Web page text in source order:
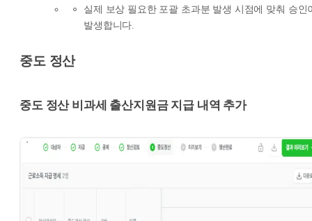
실제 보상 필요한 포괄 초과분 발생 시점에 맞춰 승인
발생합니다.
중도 정산
중도 정산 비과세 출산지원금 지급 내역 추가